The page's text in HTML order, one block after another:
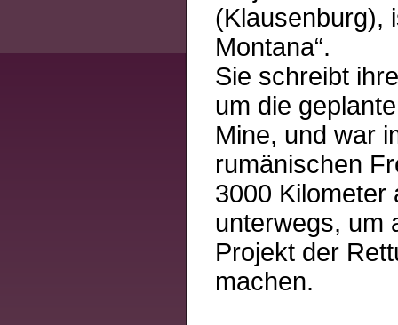
(Klausenburg),
Montana“.
Sie schreibt
um die geplante
Mine, und war
rumänischen
3000 Kilometer
unterwegs, um
Projekt der
machen.